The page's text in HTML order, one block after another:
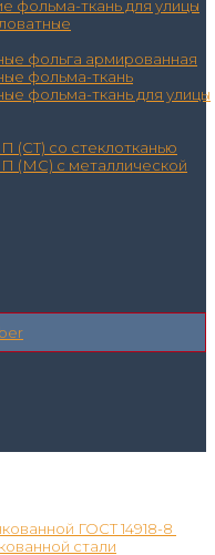
фольма-ткань для улицы
фольга армированная
фольма-ткань
фольма-ткань для улицы
(СТ) со стеклотканью
(МС) с металлической
ГОСТ 14918-8
стали